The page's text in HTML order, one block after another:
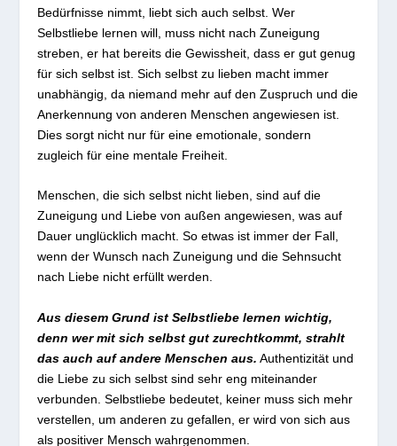
Bedürfnisse nimmt, liebt sich auch selbst. Wer
Selbstliebe lernen will, muss nicht nach Zuneigung
streben, er hat bereits die Gewissheit, dass er gut genug
für sich selbst ist. Sich selbst zu lieben macht immer
unabhängig, da niemand mehr auf den Zuspruch und die
Anerkennung von anderen Menschen angewiesen ist.
Dies sorgt nicht nur für eine emotionale, sondern
zugleich für eine mentale Freiheit.
Menschen, die sich selbst nicht lieben, sind auf die
Zuneigung und Liebe von außen angewiesen, was auf
Dauer unglücklich macht. So etwas ist immer der Fall,
wenn der Wunsch nach Zuneigung und die Sehnsucht
nach Liebe nicht erfüllt werden.
Aus diesem Grund ist Selbstliebe lernen wichtig,
denn wer mit sich selbst gut zurechtkommt, strahlt
das auch auf andere Menschen aus. Authentizität und
die Liebe zu sich selbst sind sehr eng miteinander
verbunden. Selbstliebe bedeutet, keiner muss sich mehr
verstellen, um anderen zu gefallen, er wird von sich aus
als positiver Mensch wahrgenommen.